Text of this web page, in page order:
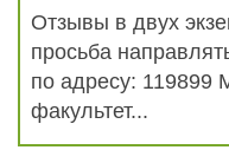
Отзывы в двух
просьба
по адресу: 119899
факультет...